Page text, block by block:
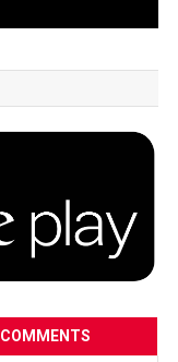
COMMENTS